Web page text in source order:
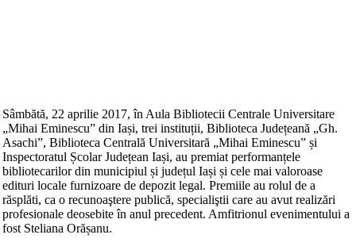
Sâmbătă, 22 aprilie 2017, în Aula Bibliotecii Centrale Universitare
„Mihai Eminescu” din Iași, trei instituții, Biblioteca Județeană „Gh.
Asachi”, Biblioteca Centrală Universitară „Mihai Eminescu” și
Inspectoratul Școlar Județean Iași, au premiat performanțele
bibliotecarilor din municipiul și județul Iași și cele mai valoroase
edituri locale furnizoare de depozit legal. Premiile au rolul de a
răsplăti, ca o recunoaştere publică, specialiştii care au avut realizări
profesionale deosebite în anul precedent. Amfitrionul evenimentului a
fost Steliana Orășanu.